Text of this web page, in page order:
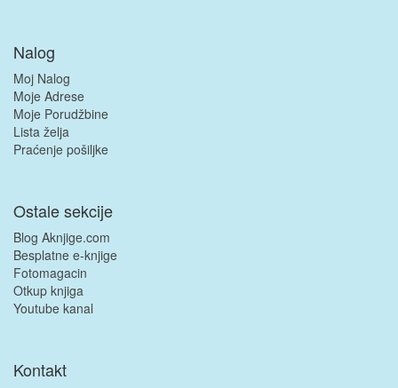
Nalog
Moj Nalog
Moje Adrese
Moje Porudžbine
Lista želja
Praćenje pošiljke
Ostale sekcije
Blog Aknjige.com
Besplatne e-knjige
Fotomagacin
Otkup knjiga
Youtube kanal
Kontakt